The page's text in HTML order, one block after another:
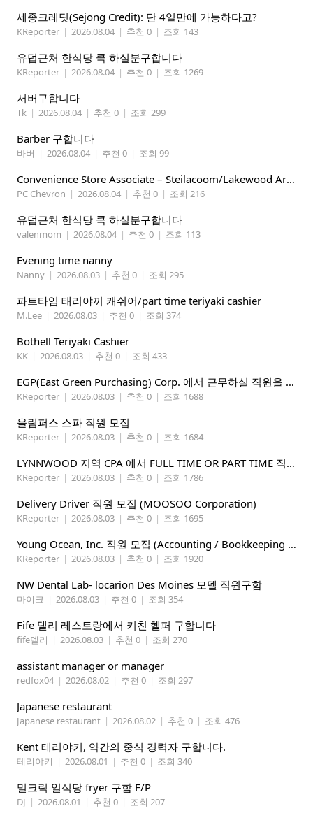
세종크레딧(Sejong Credit): 단 4일만에 가능하다고?
KReporter | 2026.08.04 | 추천 0 | 조회 143
유덥근처 한식당 쿡 하실분구합니다
KReporter | 2026.08.04 | 추천 0 | 조회 1269
서버구합니다
Tk | 2026.08.04 | 추천 0 | 조회 299
Barber 구합니다
바버 | 2026.08.04 | 추천 0 | 조회 99
Convenience Store Associate – Steilacoom/Lakewood Area, $19 -$21/hr
PC Chevron | 2026.08.04 | 추천 0 | 조회 216
유덥근처 한식당 쿡 하실분구합니다
valenmom | 2026.08.04 | 추천 0 | 조회 113
Evening time nanny
Nanny | 2026.08.03 | 추천 0 | 조회 295
파트타임 태리야끼 캐쉬어/part time teriyaki cashier
M.Lee | 2026.08.03 | 추천 0 | 조회 374
Bothell Teriyaki Cashier
KK | 2026.08.03 | 추천 0 | 조회 433
EGP(East Green Purchasing) Corp. 에서 근무하실 직원을 아래와 같이 모집합니다.
KReporter | 2026.08.03 | 추천 0 | 조회 1688
올림퍼스 스파 직원 모집
KReporter | 2026.08.03 | 추천 0 | 조회 1684
LYNNWOOD 지역 CPA 에서 FULL TIME OR PART TIME 직원을 찾습니다
KReporter | 2026.08.03 | 추천 0 | 조회 1786
Delivery Driver 직원 모집 (MOOSOO Corporation)
KReporter | 2026.08.03 | 추천 0 | 조회 1695
Young Ocean, Inc. 직원 모집 (Accounting / Bookkeeping 분야)
KReporter | 2026.08.03 | 추천 0 | 조회 1920
NW Dental Lab- locarion Des Moines 모델 직원구함
마이크 | 2026.08.03 | 추천 0 | 조회 354
Fife 델리 레스토랑에서 키친 헬퍼 구합니다
fife델리 | 2026.08.03 | 추천 0 | 조회 270
assistant manager or manager
redfox04 | 2026.08.02 | 추천 0 | 조회 297
Japanese restaurant
Japanese restaurant | 2026.08.02 | 추천 0 | 조회 476
Kent 테리야키, 약간의 중식 경력자 구합니다.
테리야키 | 2026.08.01 | 추천 0 | 조회 340
밀크릭 일식당 fryer 구함 F/P
DJ | 2026.08.01 | 추천 0 | 조회 207